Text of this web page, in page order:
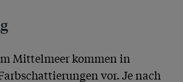
Mittelmeer kommen in
vor. Je nach